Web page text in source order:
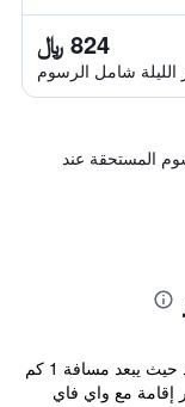
824 ﷼
شامل الرسوم
المستحقة عند
يقع مكان إقامة "NIDO Príncipe Pío" في مدريد حيث يبعد مسافة 1 كم
كما يوفر إقامة مع واي فاي